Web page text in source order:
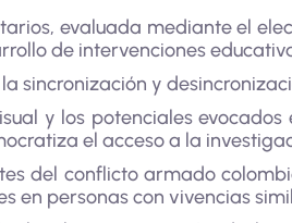
evaluada mediante el
de intervenciones
sincronización y
y los potenciales evocados
el acceso a la
del conflicto armado
en personas con vivencias